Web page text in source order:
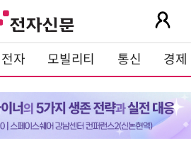
전자 모빌리티 통신 경제